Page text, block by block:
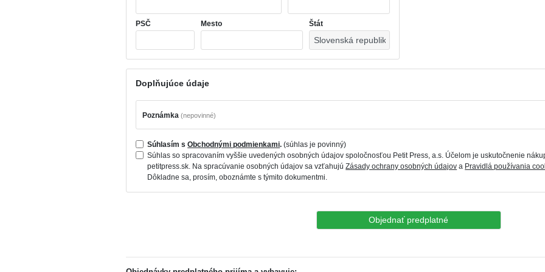
PSČ Mesto Štát
Doplňujúce údaje
Poznámka (nepovinné)
Súhlasím sObchodnými podmienkami. (súhlas je povinný)
Súhlas so spracovaním vyššie uvedených osobných údajov spoločnosťou Petit Press, a.s. Účelom je uskutočnenie
petitpress.sk. Na spracúvanie osobných údajov sa vzťahujúZásady ochrany osobných údajov a Pravidlá používania
Dôkladne sa, prosím, oboznámte s týmito dokumentmi.